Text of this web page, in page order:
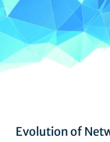
Evolution of